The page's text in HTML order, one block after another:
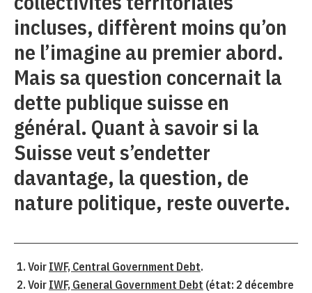
incluses, diffèrent moins qu’on
ne l’imagine au premier abord.
Mais sa question concernait la
dette publique suisse en
général. Quant à savoir si la
Suisse veut s’endetter
davantage, la question, de
nature politique, reste ouverte.
Voir IWF, Central Government Debt.
Voir IWF, General Government Debt (état: 2 décembre